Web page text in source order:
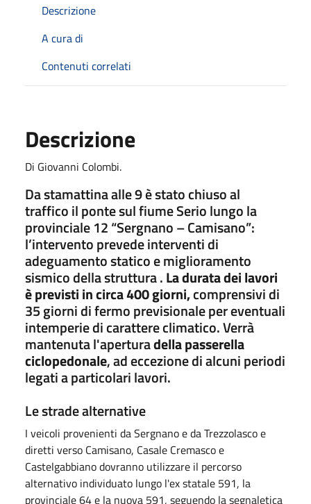
Descrizione
A cura di
Contenuti correlati
Descrizione
Di Giovanni Colombi.
Da stamattina alle 9 è stato chiuso al
traffico il ponte sul fiume Serio lungo la
provinciale 12 “Sergnano – Camisano”:
l’intervento prevede interventi di
adeguamento statico e miglioramento
sismico della struttura .La durata dei lavori
è previsti in circa 400 giorni,comprensivi di
35 giorni di fermo previsionale per eventuali
intemperie di carattere climatico. Verrà
mantenuta l'aperturadella passerella
ciclopedonale, ad eccezione di alcuni periodi
legati a particolari lavori.
Le strade alternative
I veicoli provenienti da Sergnano e da Trezzolasco e
diretti verso Camisano, Casale Cremasco e
Castelgabbiano dovranno utilizzare il percorso
alternativo individuato lungo l'ex statale 591, la
provinciale 64 e la nuova 591, seguendo la segnaletica